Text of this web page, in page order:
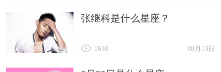
张继科是什么星座？
08月13日
1630